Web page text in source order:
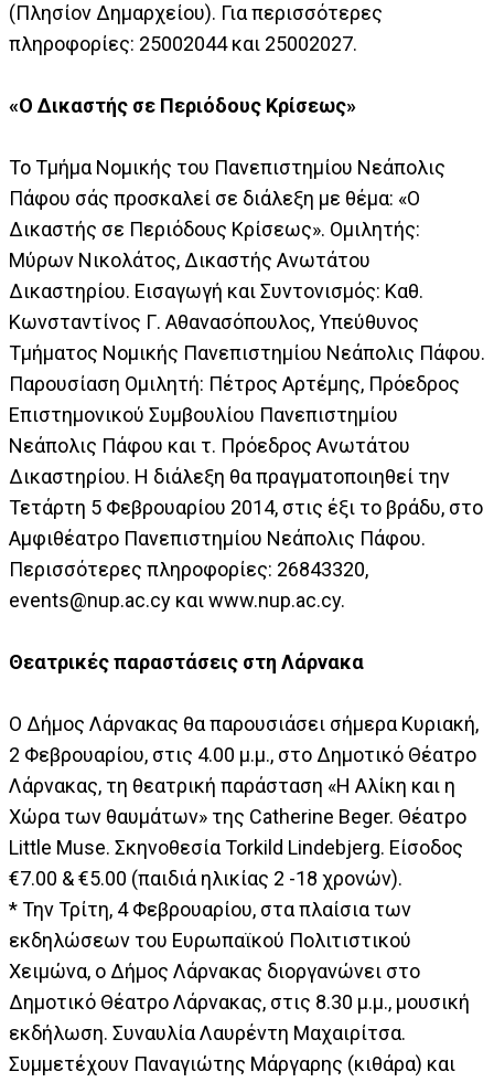
(Πλησίον Δημαρχείου). Για περισσότερες
πληροφορίες: 25002044 και 25002027.
«Ο Δικαστής σε Περιόδους Κρίσεως»
Το Τμήμα Νομικής του Πανεπιστημίου Νεάπολις
Πάφου σάς προσκαλεί σε διάλεξη με θέμα: «Ο
Δικαστής σε Περιόδους Κρίσεως». Ομιλητής:
Μύρων Νικολάτος, Δικαστής Ανωτάτου
Δικαστηρίου. Εισαγωγή και Συντονισμός: Καθ.
Κωνσταντίνος Γ. Αθανασόπουλος, Υπεύθυνος
Τμήματος Νομικής Πανεπιστημίου Νεάπολις Πάφου.
Παρουσίαση Ομιλητή: Πέτρος Αρτέμης, Πρόεδρος
Επιστημονικού Συμβουλίου Πανεπιστημίου
Νεάπολις Πάφου και τ. Πρόεδρος Ανωτάτου
Δικαστηρίου. Η διάλεξη θα πραγματοποιηθεί την
Τετάρτη 5 Φεβρουαρίου 2014, στις έξι το βράδυ, στο
Αμφιθέατρο Πανεπιστημίου Νεάπολις Πάφου.
Περισσότερες πληροφορίες: 26843320,
events@nup.ac.cy και www.nup.ac.cy.
Θεατρικές παραστάσεις στη Λάρνακα
Ο Δήμος Λάρνακας θα παρουσιάσει σήμερα Κυριακή,
2 Φεβρουαρίου, στις 4.00 μ.μ., στο Δημοτικό Θέατρο
Λάρνακας, τη θεατρική παράσταση «Η Αλίκη και η
Χώρα των θαυμάτων» της Catherine Beger. Θέατρο
Little Muse. Σκηνοθεσία Torkild Lindebjerg. Είσοδος
€7.00 & €5.00 (παιδιά ηλικίας 2 -18 χρονών).
* Την Τρίτη, 4 Φεβρουαρίου, στα πλαίσια των
εκδηλώσεων του Ευρωπαϊκού Πολιτιστικού
Χειμώνα, ο Δήμος Λάρνακας διοργανώνει στο
Δημοτικό Θέατρο Λάρνακας, στις 8.30 μ.μ., μουσική
εκδήλωση. Συναυλία Λαυρέντη Μαχαιρίτσα.
Συμμετέχουν Παναγιώτης Μάργαρης (κιθάρα) και